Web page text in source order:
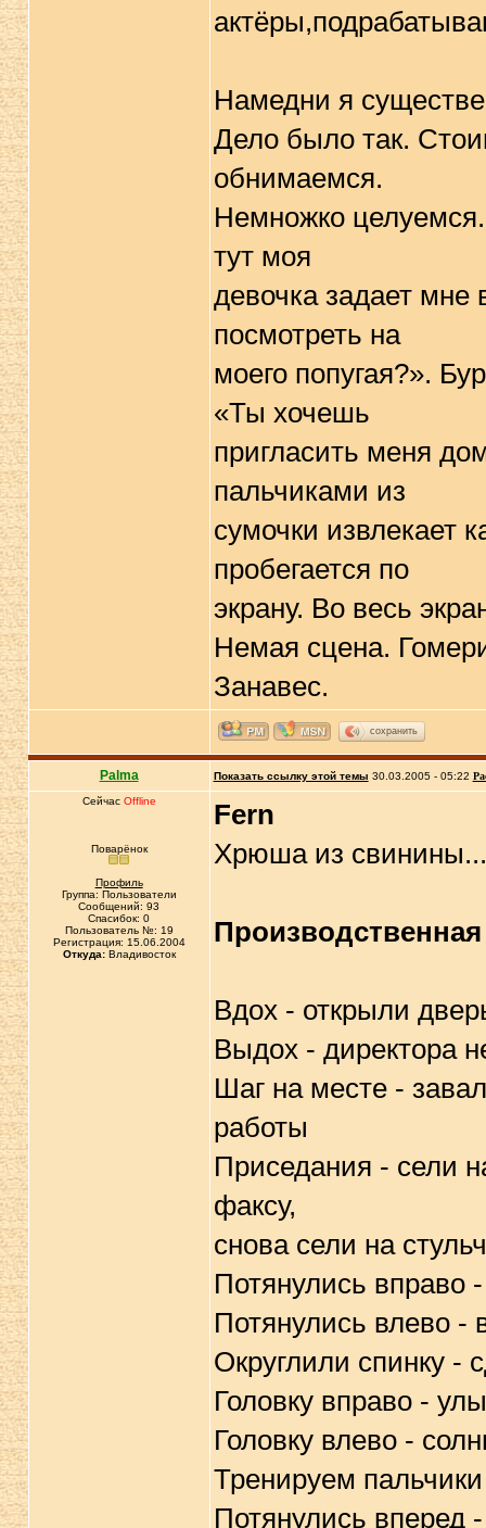
Намедни я
Дело было так.
обнимаемся.
Немножко целуемся.
тут моя
девочка задает мне
посмотреть на
моего попугая?».
«Ты хочешь
пригласить меня
пальчиками из
сумочки извлекает
пробегается по
экрану. Во весь
Немая сцена.
Занавес.
сохранить
Palma Показать ссылку этой темы 30.03.2005 - 05:22
Сейчас Offline
Поварёнок
Профиль
Группа: Пользователи
Сообщений: 93
Спасибок: 0
Пользователь №: 19
Регистрация: 15.06.2004
Откуда:Владивосток
Fern
Хрюша из
Производственная
Вдох - открыли
Выдох - директора
Шаг на месте -
работы
Приседания - сели
факсу,
снова сели на
Потянулись вправо
Потянулись влево -
Округлили спинку -
Головку вправо -
Головку влево -
Тренируем
Потянулись вперед